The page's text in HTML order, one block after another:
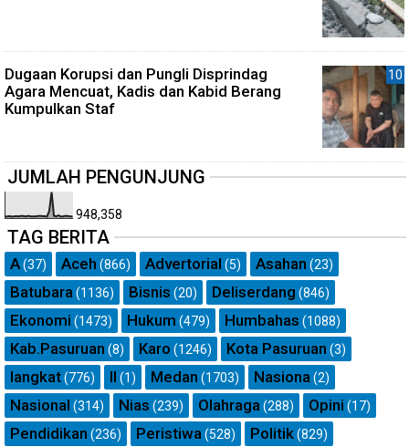
Dugaan Korupsi dan Pungli Disprindag
Agara Mencuat, Kadis dan Kabid Berang
Kumpulkan Staf
JUMLAH PENGUNJUNG
948,358
TAG BERITA
A(37) Aceh (866) Advertorial (5) Asahan (23)
Batubara(1136) Bisnis (20) Deliserdang (846)
Ekonomi (1473) Hukum (479) Humbahas (1088)
Kab.Pasuruan (8) Karo (1246) Kota Pasuruan (3)
langkat(776) ll (1) Medan (1703) Nasiona(2)
Nasional (314) Nias (239) Olahraga(288) Opini (17)
Pendidikan (236) Peristiwa(528) Politik(829)